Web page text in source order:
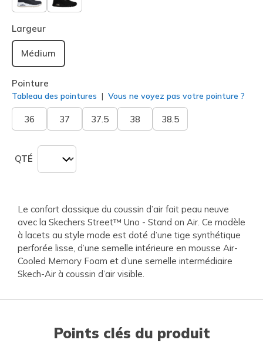
Largeur
Médium
Pointure
Tableau des pointures Vous ne voyez pas votre pointure ?
36 37 37.5 38 38.5
QTÉ
Le confort classique du coussin d’air fait peau neuve
avec la Skechers Street™ Uno - Stand on Air. Ce modèle
à lacets au style mode est doté d’une tige synthétique
perforée lisse, d’une semelle intérieure en mousse Air-
Cooled Memory Foam et d’une semelle intermédiaire
Skech-Air à coussin d’air visible.
Points clés du produit